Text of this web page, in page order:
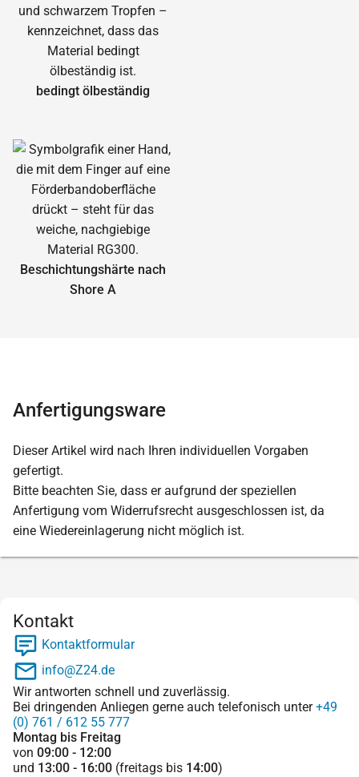
bedingt ölbeständig
Beschichtungshärte nach
Shore A
Anfertigungsware
Dieser Artikel wird nach Ihren individuellen Vorgaben
gefertigt.
Bitte beachten Sie, dass er aufgrund der speziellen
Anfertigung vom Widerrufsrecht ausgeschlossen ist, da
eine Wiedereinlagerung nicht möglich ist.
Kontakt
Kontaktformular
info@Z24.de
Wir antworten schnell und zuverlässig.
Bei dringenden Anliegen gerne auch telefonisch unter+49
(0) 761 / 612 55 777
Montag bis Freitag
von 09:00 - 12:00
und 13:00 - 16:00 (freitags bis 14:00)